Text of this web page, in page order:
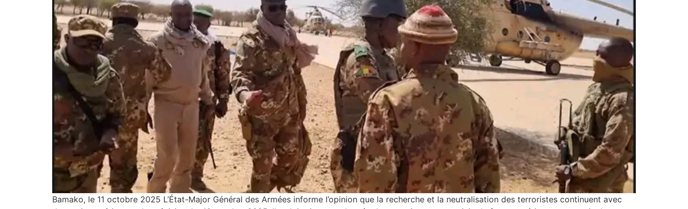
Bamako, le 11 octobre 2025 L’État-Major Général des Armées informe l’opinion que la recherche et la neutralisation des terroristes continuent avec